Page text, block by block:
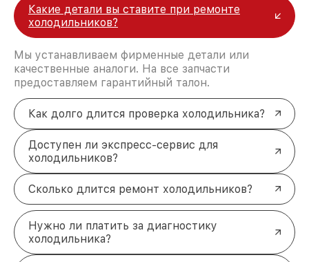
собственный склад комплектующих, что
позволяет сократить сроки
восстановительных работ;
крупногабаритной техники, которые
обеспечат доставку устройств в сервис в
полной сохранности и бесплатно.
За годы своей деятельности мы получали только
положительные отзывы и обрели отличную
репутацию. Мы постоянно совершенствуемся и
стараемся каждый день делать наш сервис еще
лучше!
Какие детали вы ставите при ремонте
холодильников?
Мы устанавливаем фирменные детали или
качественные аналоги. На все запчасти
предоставляем гарантийный талон.
Как долго длится проверка холодильника?
Доступен ли экспресс-сервис для
холодильников?
Сколько длится ремонт холодильников?
Нужно ли платить за диагностику
холодильника?